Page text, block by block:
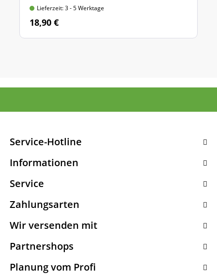
Lieferzeit: 3 - 5 Werktage
18,90 €
Service-Hotline
Informationen
Service
Zahlungsarten
Wir versenden mit
Partnershops
Planung vom Profi